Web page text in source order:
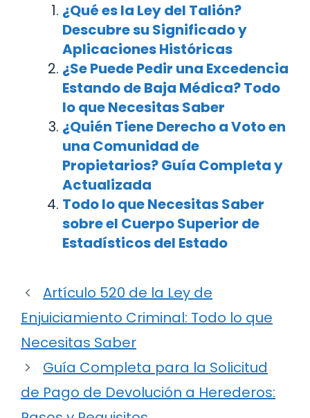
¿Qué es la Ley del Talión?
Descubre su Significado y
Aplicaciones Históricas
¿Se Puede Pedir una Excedencia
Estando de Baja Médica? Todo
lo que Necesitas Saber
¿Quién Tiene Derecho a Voto en
una Comunidad de
Propietarios? Guía Completa y
Actualizada
Todo lo que Necesitas Saber
sobre el Cuerpo Superior de
Estadísticos del Estado
Artículo 520 de la Ley de
Enjuiciamiento Criminal: Todo lo que
Necesitas Saber
Guía Completa para la Solicitud
de Pago de Devolución a Herederos: